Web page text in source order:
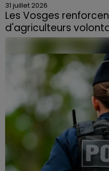
31 juillet 2026
Les Vosges
d'agriculteurs
Face à la sécheresse et
la Chambre
aux agriculteurs